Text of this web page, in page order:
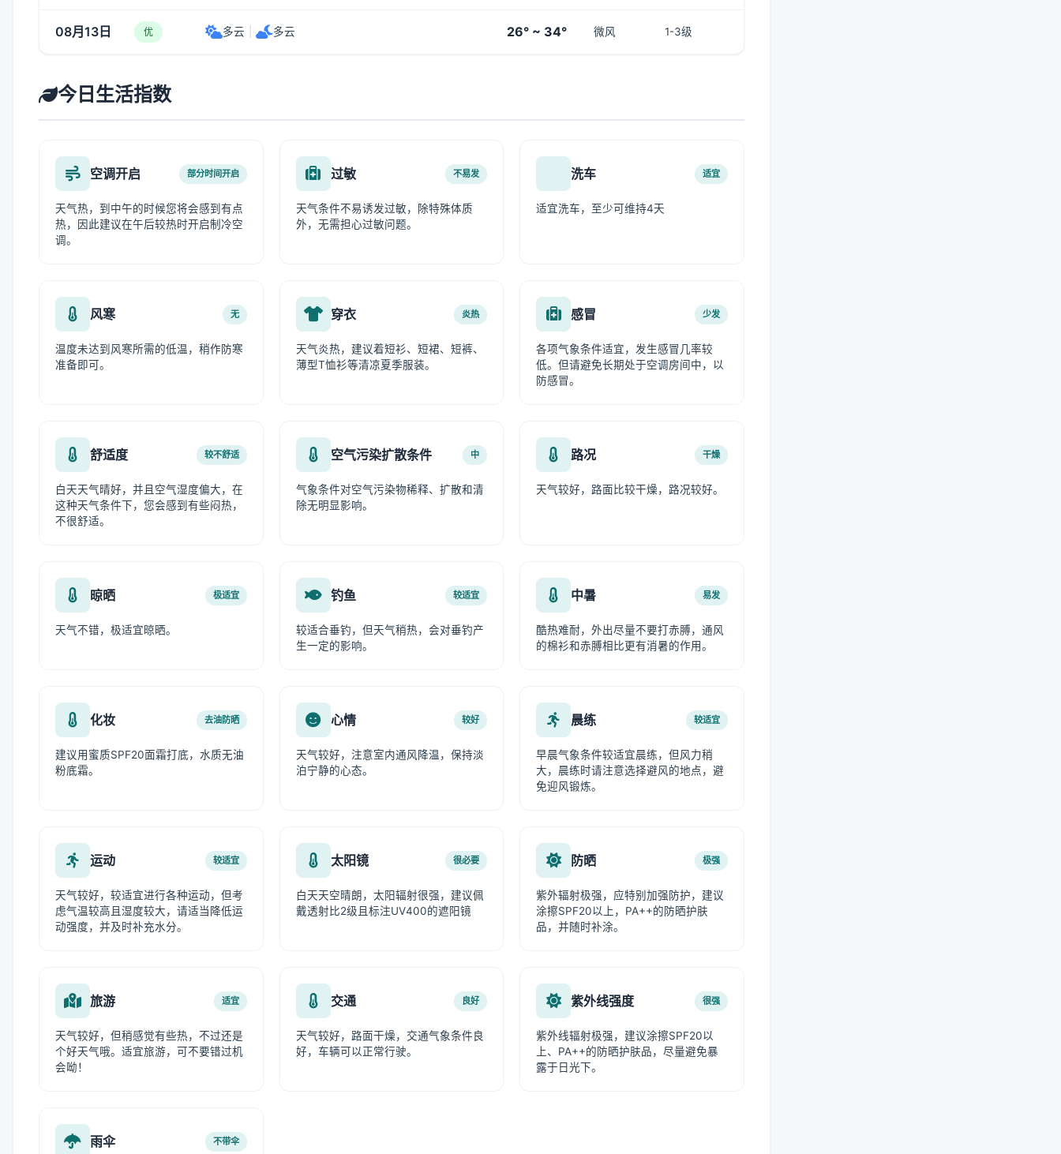
08月13日 优 多云 多云 26° ~ 34° 微风 1-3级
今日生活指数
空调开启 部分时间开启
天气热，到中午的时候您将会感到有点
热，因此建议在午后较热时开启制冷空
调。
过敏 不易发
天气条件不易诱发过敏，除特殊体质
外，无需担心过敏问题。
洗车 适宜
适宜洗车，至少可维持4天
风寒 无
温度未达到风寒所需的低温，稍作防寒
准备即可。
穿衣 炎热
天气炎热，建议着短衫、短裙、短裤、
薄型T恤衫等清凉夏季服装。
感冒 少发
各项气象条件适宜，发生感冒几率较
低。但请避免长期处于空调房间中，以
防感冒。
舒适度 较不舒适
白天天气晴好，并且空气湿度偏大，在
这种天气条件下，您会感到有些闷热，
不很舒适。
空气污染扩散条件 中
气象条件对空气污染物稀释、扩散和清
除无明显影响。
路况 干燥
天气较好，路面比较干燥，路况较好。
晾晒 极适宜
天气不错，极适宜晾晒。
钓鱼 较适宜
较适合垂钓，但天气稍热，会对垂钓产
生一定的影响。
中暑 易发
酷热难耐，外出尽量不要打赤膊，通风
的棉衫和赤膊相比更有消暑的作用。
化妆 去油防晒
建议用蜜质SPF20面霜打底，水质无油
粉底霜。
心情 较好
天气较好，注意室内通风降温，保持淡
泊宁静的心态。
晨练 较适宜
早晨气象条件较适宜晨练，但风力稍
大，晨练时请注意选择避风的地点，避
免迎风锻炼。
运动 较适宜
天气较好，较适宜进行各种运动，但考
虑气温较高且湿度较大，请适当降低运
动强度，并及时补充水分。
太阳镜 很必要
白天天空晴朗，太阳辐射很强，建议佩
戴透射比2级且标注UV400的遮阳镜
防晒 极强
紫外辐射极强，应特别加强防护，建议
涂擦SPF20以上，PA++的防晒护肤
品，并随时补涂。
旅游 适宜
天气较好，但稍感觉有些热，不过还是
个好天气哦。适宜旅游，可不要错过机
会呦！
交通 良好
天气较好，路面干燥，交通气象条件良
好，车辆可以正常行驶。
紫外线强度 很强
紫外线辐射极强，建议涂擦SPF20以
上、PA++的防晒护肤品，尽量避免暴
露于日光下。
雨伞 不带伞